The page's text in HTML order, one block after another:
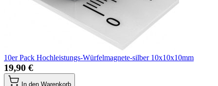
10er Pack Hochleistungs-Würfelmagnete-silber 10x10x10mm
19,90 €
In den Warenkorb